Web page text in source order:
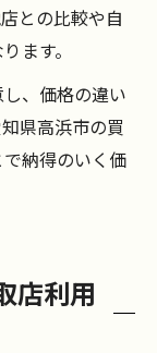
との比較や自
ます。
、価格の違い
県高浜市の買
納得のいく価
店利用